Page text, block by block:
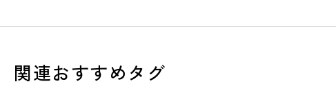
関連おすすめタグ